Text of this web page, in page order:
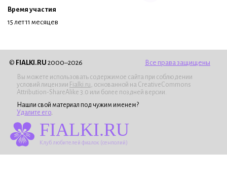
Время участия
15 лет 11 месяцев
© FIALKI.RU 2000–2026 Все права защищены
Вы можете использовать содержимое сайта при соблюдении
условий лицензии Fialki.ru , основанной на CreativeCommons
Attribution-ShareAlike 3.0 или более поздней версии.
Нашли свой материал под чужим именем?
Удалите его
FIALKI.RU
Клуб любителей фиалок (сенполий)